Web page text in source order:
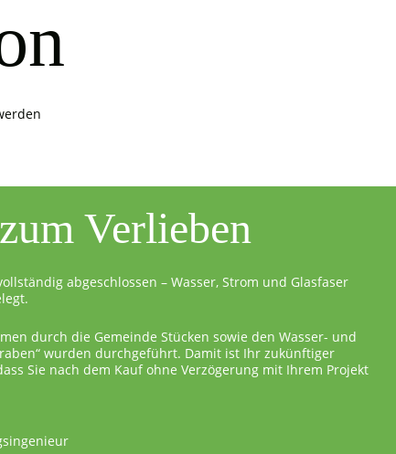
Verlieben
abgeschlossen – Wasser, Strom und Glasfaser
durch die Gemeinde Stücken sowie den Wasser- und
wurden durchgeführt. Damit ist Ihr zukünftiger
Sie nach dem Kauf ohne Verzögerung mit Ihrem Projekt